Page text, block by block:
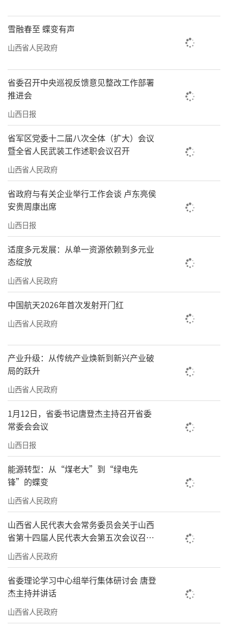
雪融春至 蝶变有声
山西省人民政府
省委召开中央巡视反馈意见整改工作部署
推进会
山西日报
省军区党委十二届八次全体（扩大）会议
暨全省人民武装工作述职会议召开
山西省人民政府
省政府与有关企业举行工作会谈 卢东亮侯
安贵周康出席
山西日报
适度多元发展：从单一资源依赖到多元业
态绽放
山西省人民政府
中国航天2026年首次发射开门红
山西省人民政府
产业升级：从传统产业焕新到新兴产业破
局的跃升
山西省人民政府
1月12日，省委书记唐登杰主持召开省委
常委会会议
山西日报
能源转型：从“煤老大”到“绿电先
锋”的蝶变
山西省人民政府
山西省人民代表大会常务委员会关于山西
省第十四届人民代表大会第五次会议召开
时间的决定
山西省人民政府
省委理论学习中心组举行集体研讨会 唐登
杰主持并讲话
山西省人民政府